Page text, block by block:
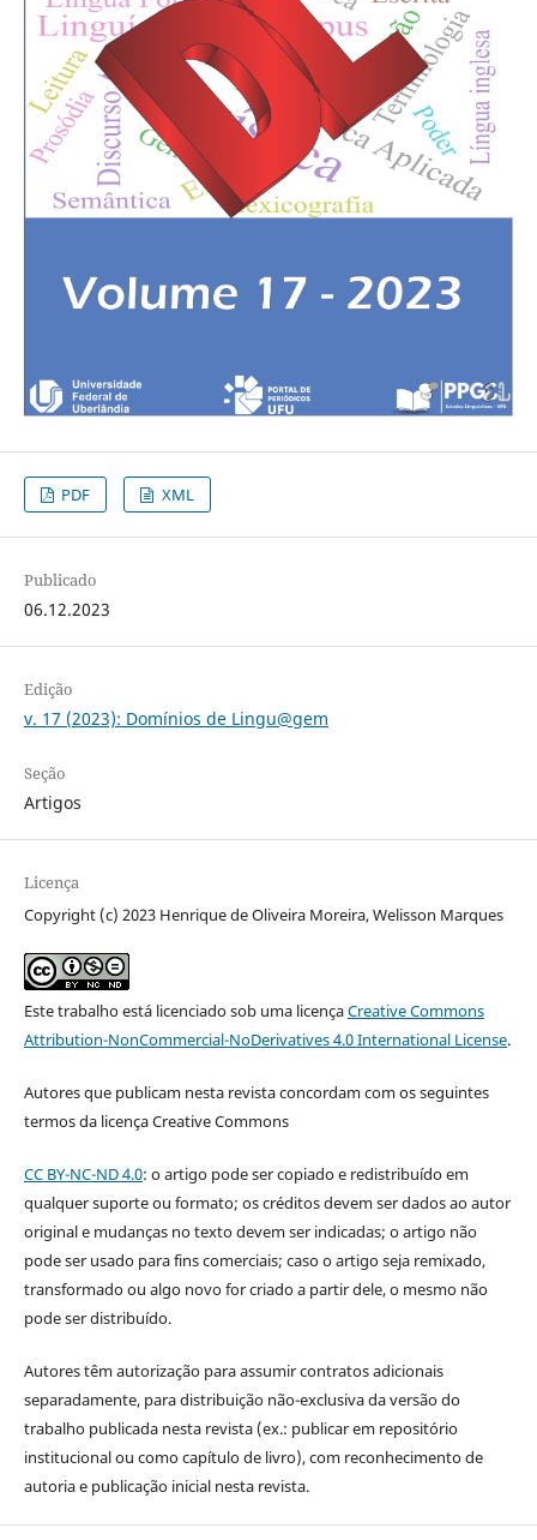
PDF XML
Publicado
06.12.2023
Edição
v. 17 (2023): Domínios de Lingu@gem
Seção
Artigos
Licença
Copyright (c) 2023 Henrique de Oliveira Moreira, Welisson Marques
Este trabalho está licenciado sob uma licençaCreative Commons
Attribution-NonCommercial-NoDerivatives 4.0 International License.
Autores que publicam nesta revista concordam com os seguintes
termos da licença Creative Commons
CC BY-NC-ND 4.0: o artigo pode ser copiado e redistribuído em
qualquer suporte ou formato; os créditos devem ser dados ao autor
original e mudanças no texto devem ser indicadas; o artigo não
pode ser usado para fins comerciais; caso o artigo seja remixado,
transformado ou algo novo for criado a partir dele, o mesmo não
pode ser distribuído.
Autores têm autorização para assumir contratos adicionais
separadamente, para distribuição não-exclusiva da versão do
trabalho publicada nesta revista (ex.: publicar em repositório
institucional ou como capítulo de livro), com reconhecimento de
autoria e publicação inicial nesta revista.